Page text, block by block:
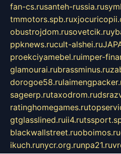
fan-cs.rusanteh-russia.ru
tmmotors.spb.ru
obustrojdom.rusovetcik.ru
ppknews.rucult-alshei.ru
proekciyamebel.ruimper-
glamourai.rubrassminus.ru
dorogoe58.ru
sageerp.rutaxodrom.ru
ratinghomegames.ru
gtglasslined.ruii4.ru
blackwallstreet.ruoboimos.ru
ikuch.runycr.org.runpa21.ru